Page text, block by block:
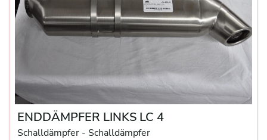
ENDDÄMPFER LINKS LC 4
Schalldämpfer - Schalldämpfer